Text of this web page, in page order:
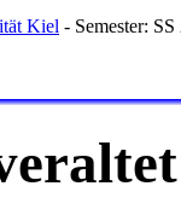
Kiel - Semester: SS